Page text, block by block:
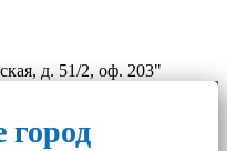
д. 51/2, оф. 203"
город